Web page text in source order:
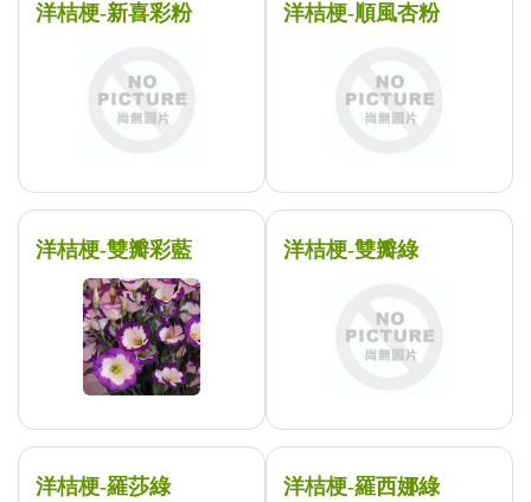
洋桔梗-新喜彩粉 洋桔梗-順風杏粉
洋桔梗-雙瓣彩藍 洋桔梗-雙瓣綠
洋桔梗-羅莎綠 洋桔梗-羅西娜綠